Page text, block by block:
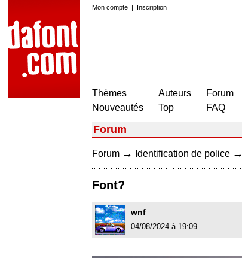
Mon compte | Inscription
Thèmes
Nouveautés
Auteurs
Top
Forum
FAQ
Forum
Forum → Identification de police →
Font?
wnf
04/08/2024 à 19:09